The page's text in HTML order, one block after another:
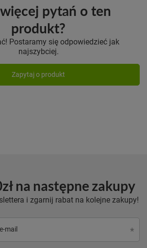
pytań o ten
produkt?
Postaramy się odpowiedzieć jak
najszybciej.
Zapytaj o produkt
na następne zakupy
i zgarnij rabat na kolejne zakupy!
mail